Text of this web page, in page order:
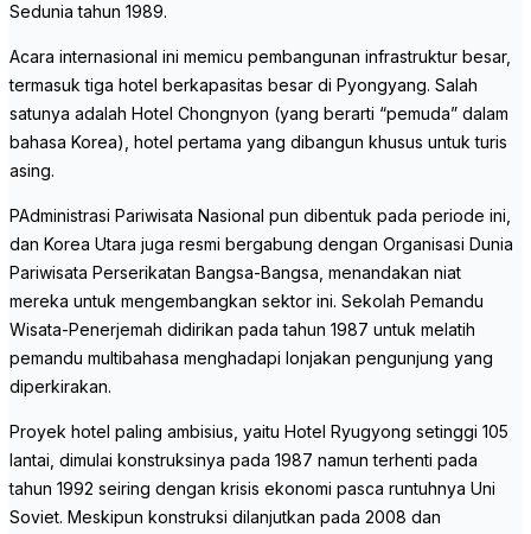
Sedunia tahun 1989.
Acara internasional ini memicu pembangunan infrastruktur besar,
termasuk tiga hotel berkapasitas besar di Pyongyang. Salah
satunya adalah Hotel Chongnyon (yang berarti “pemuda” dalam
bahasa Korea), hotel pertama yang dibangun khusus untuk turis
asing.
PAdministrasi Pariwisata Nasional pun dibentuk pada periode ini,
dan Korea Utara juga resmi bergabung dengan Organisasi Dunia
Pariwisata Perserikatan Bangsa-Bangsa, menandakan niat
mereka untuk mengembangkan sektor ini. Sekolah Pemandu
Wisata-Penerjemah didirikan pada tahun 1987 untuk melatih
pemandu multibahasa menghadapi lonjakan pengunjung yang
diperkirakan.
Proyek hotel paling ambisius, yaitu Hotel Ryugyong setinggi 105
lantai, dimulai konstruksinya pada 1987 namun terhenti pada
tahun 1992 seiring dengan krisis ekonomi pasca runtuhnya Uni
Soviet. Meskipun konstruksi dilanjutkan pada 2008 dan